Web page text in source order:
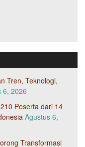
Tren, Teknologi,
6, 2026
Peserta dari 14
Agustus 6,
Transformasi